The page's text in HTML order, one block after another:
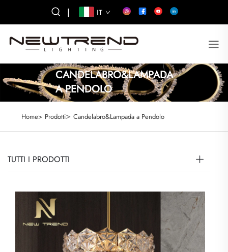
| IT
CANDELABRO&LAMPADA
A PENDOLO
Home> Prodotti> Candelabro&Lampada a Pendolo
TUTTI I PRODOTTI